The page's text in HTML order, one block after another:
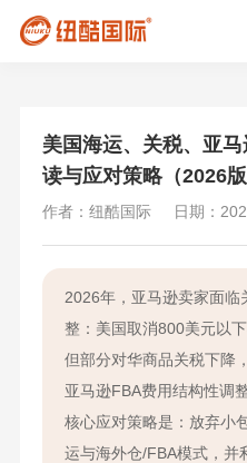
美国海运、关税、亚
读与应对策略（2026版
作者：纽酷国际 日期：
2026年，亚马逊卖家面临
整：美国取消800美元以
但部分对华商品关税下降
亚马逊FBA费用结构性调
核心应对策略是：放弃小
运与海外仓/FBA模式，并